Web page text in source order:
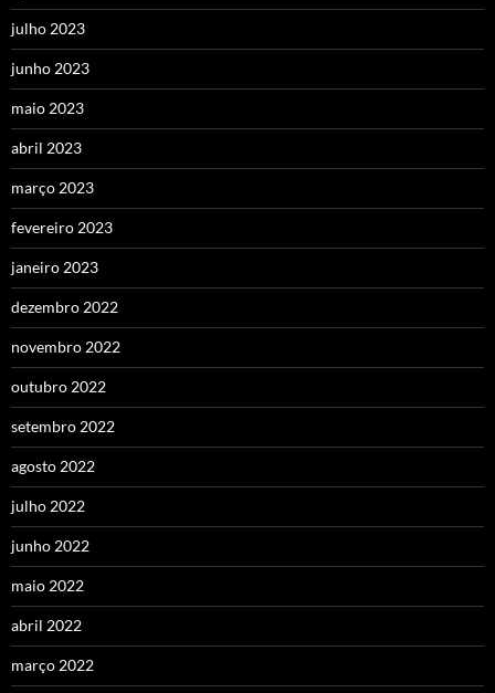
julho 2023
junho 2023
maio 2023
abril 2023
março 2023
fevereiro 2023
janeiro 2023
dezembro 2022
novembro 2022
outubro 2022
setembro 2022
agosto 2022
julho 2022
junho 2022
maio 2022
abril 2022
março 2022